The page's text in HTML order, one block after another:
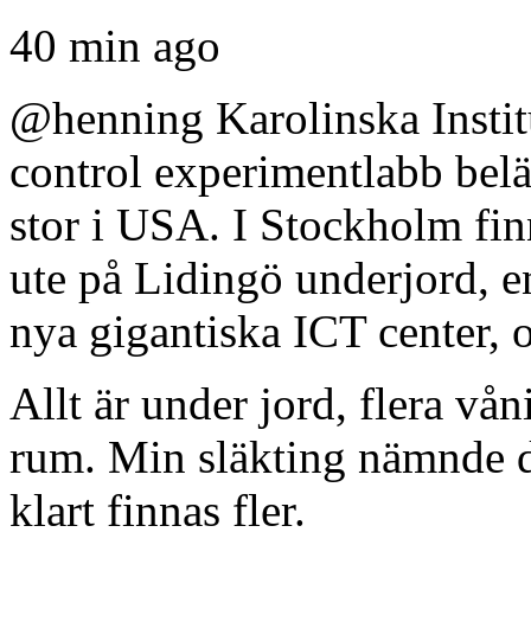
40 min ago
@henning Karolinska
control experimentlabb
stor i USA. I Stockholm
ute på Lidingö underjord,
nya gigantiska ICT center,
Allt är under jord, flera
rum. Min släkting nämnde
klart finnas fler.